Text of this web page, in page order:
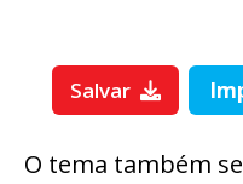
Salvar
O tema também